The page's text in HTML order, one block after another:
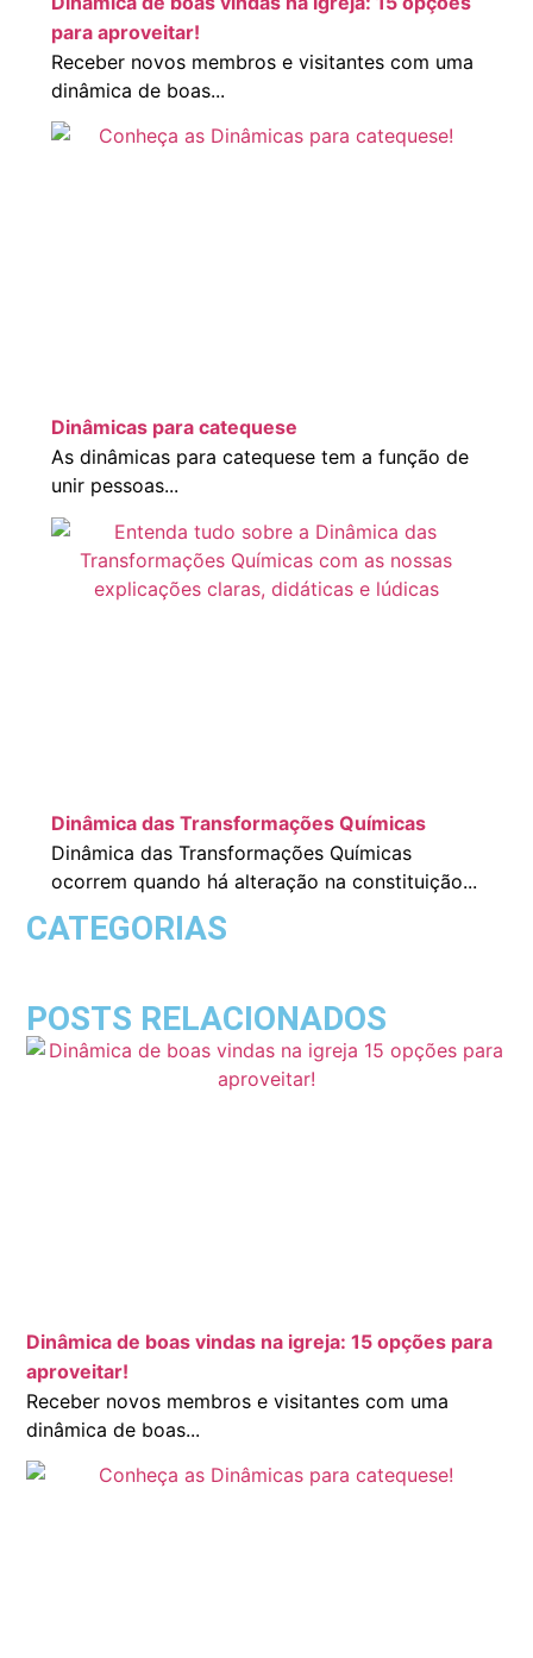
para aproveitar!
Receber novos membros e visitantes com uma
dinâmica de boas...
Dinâmicas para catequese
As dinâmicas para catequese tem a função de
unir pessoas...
Dinâmica das Transformações Químicas
Dinâmica das Transformações Químicas
ocorrem quando há alteração na constituição...
CATEGORIAS
POSTS RELACIONADOS
Dinâmica de boas vindas na igreja: 15 opções para
aproveitar!
Receber novos membros e visitantes com uma
dinâmica de boas...